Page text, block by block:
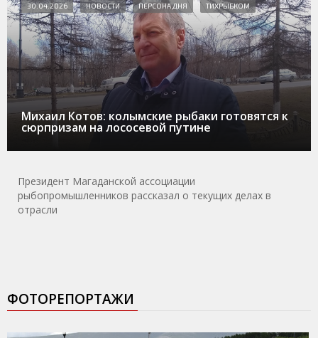
Михаил Котов: колымские рыбаки готовятся к
сюрпризам на лососевой путине
30.04.2026 НОВОСТИ ПЕРСОНА ДНЯ ТИХРЫБКОМ
Президент Магаданской ассоциации
рыбопромышленников рассказал о текущих делах в
отрасли
ФОТОРЕПОРТАЖИ